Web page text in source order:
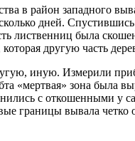
в район западного
дней.
лиственниц была
другую часть
иную. Измерили
«мертвая» зона была
с откошенными у
вывала четко